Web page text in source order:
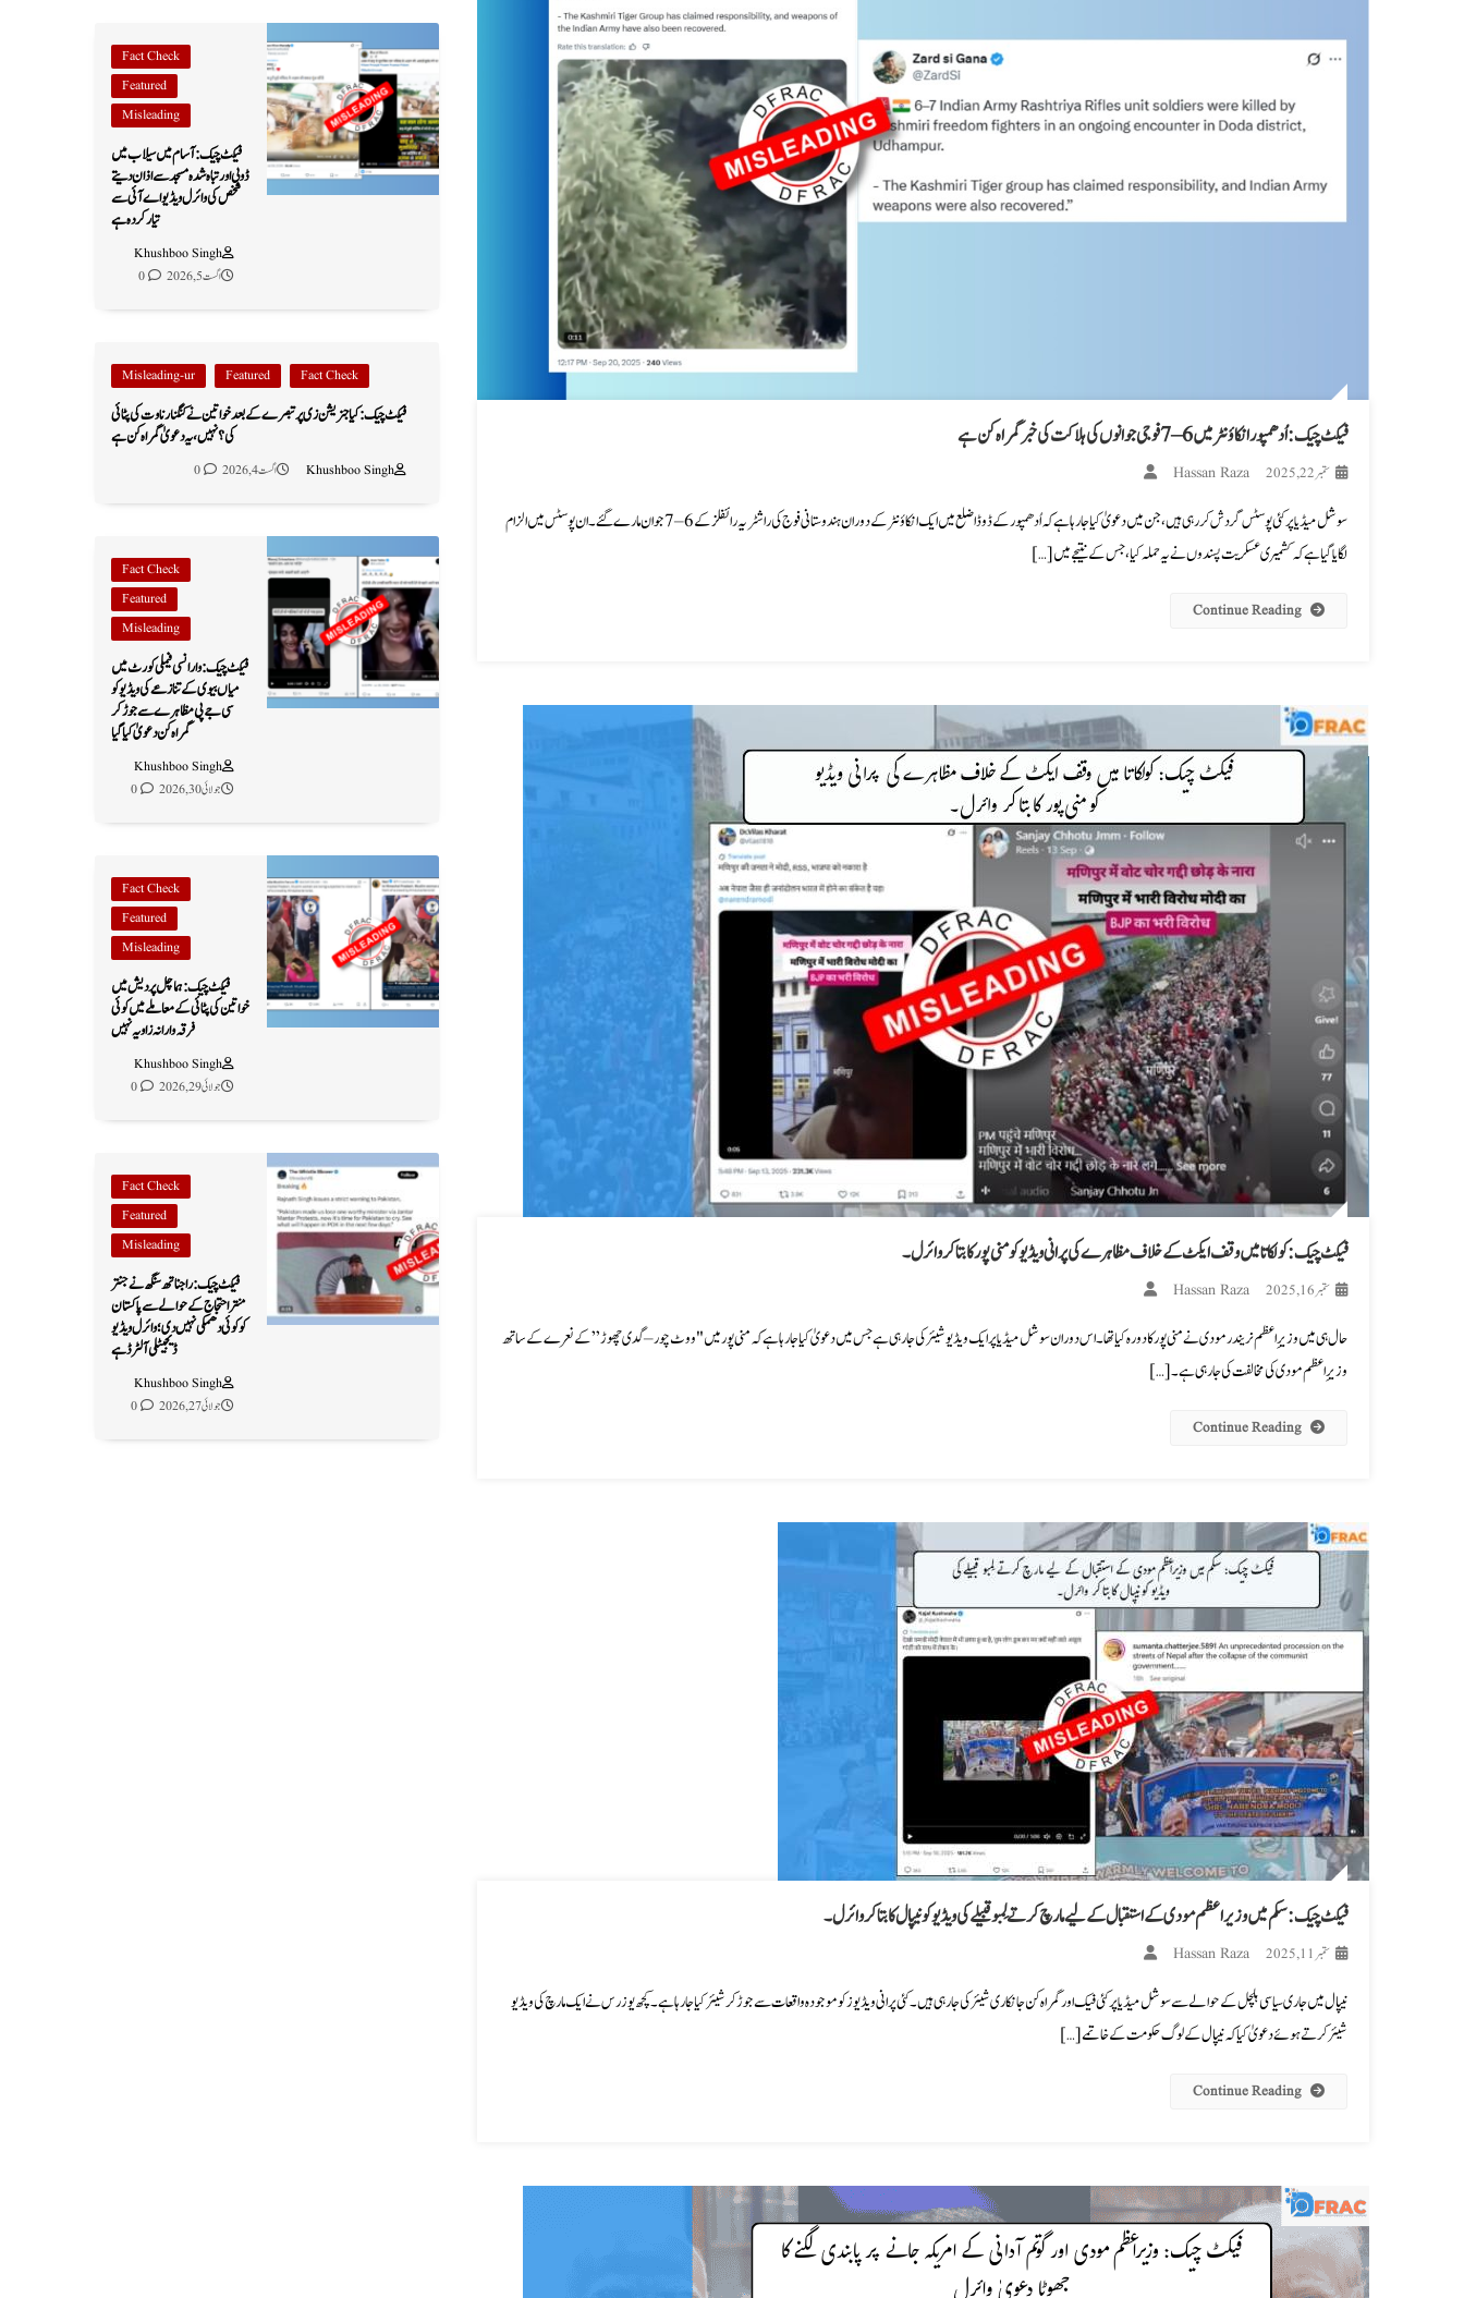
فیکٹ چیک: اُدھمپور انکاؤنٹر میں 6–7 فوجی جوانوں کی ہلاکت کی خبر گمراہ کن ہے
ستمبر 22, 2025 Hassan Raza
سوشل میڈیا پر کئی پوسٹس گردش کر رہی ہیں، جن میں دعویٰ کیا جا رہا ہے کہ اُدھمپور کے ڈوڈا ضلع میں ایک انکاؤنٹر کے دوران ہندوستانی فوج کی راشٹریہ رائفلز کے 6–7 جوان مارے گئے۔ ان پوسٹس میں الزام
لگایا گیا ہے کہ کشمیری عسکریت پسندوں نے یہ حملہ کیا، جس کے نتیجے میں […]
Continue Reading
فیکٹ چیک: کولکاتا میں وقف ایکٹ کے خلاف مظاہرے کی پرانی ویڈیو کو منی پور کا بتا کر وائرل۔
ستمبر 16, 2025 Hassan Raza
حال ہی میں وزیرِ اعظم نریندر مودی نے منی پور کا دورہ کیا تھا۔ اس دوران سوشل میڈیا پر ایک ویڈیو شیئر کی جا رہی ہے جس میں دعویٰ کیا جا رہا ہے کہ منی پور میں "ووٹ چور – گدی چھوڑ” کے نعرے کے ساتھ
وزیرِ اعظم مودی کی مخالفت کی جا رہی ہے۔ […]
Continue Reading
فیکٹ چیک: سکم میں وزیراعظم مودی کے استقبال کے لیے مارچ کرتے لِمبو قبیلے کی ویڈیو کو نیپال کا بتا کر وائرل۔
ستمبر 11, 2025 Hassan Raza
نیپال میں جاری سیاسی ہلچل کے حوالے سے سوشل میڈیا پر کئی فیک اور گمراہ کن جانکاری شیئر کی جا رہی ہیں۔ کئی پرانی ویڈیوز کو موجودہ واقعات سے جوڑ کر شیئر کیا جا رہا ہے۔ کچھ یوزرس نے ایک مارچ کی ویڈیو
شیئر کرتے ہوئے دعویٰ کیا کہ نیپال کے لوگ حکومت کے خاتمے […]
Continue Reading
Fact Check
Featured
Misleading
فیکٹ چیک: آسام میں سیلاب میں
ڈوبی اور تباہ شدہ مسجد سے اذان دیتے
شخص کی وائرل ویڈیو اے آئی سے
تیار کردہ ہے
Khushboo Singh
اگست 5, 2026
0
Fact Check
Featured
Misleading-ur
فیکٹ چیک: کیا جنریشن زی پر تبصرے کے بعد خواتین نے کنگنا رناوت کی پٹائی
کی؟ نہیں، یہ دعویٰ گمراہ کن ہے
Khushboo Singh اگست 4, 2026 0
Fact Check
Featured
Misleading
فیکٹ چیک: وارانسی فیملی کورٹ میں
میاں بیوی کے تنازعے کی ویڈیو کو
سی جے پی مظاہرے سے جوڑ کر
گمراہ کن دعویٰ کیا گیا
Khushboo Singh
جولائی 30, 2026
0
Fact Check
Featured
Misleading
فیکٹ چیک: ہماچل پردیش میں
خواتین کی پٹائی کے معاملے میں کوئی
فرقہ وارانہ زاویہ نہیں
Khushboo Singh
جولائی 29, 2026
0
Fact Check
Featured
Misleading
فیکٹ چیک: راجناتھ سنگھ نے جنتر
منتر احتجاج کے حوالے سے پاکستان
کو کوئی دھمکی نہیں دی؛ وائرل ویڈیو
ڈیجیٹلی آلٹرڈ ہے
Khushboo Singh
جولائی 27, 2026
0